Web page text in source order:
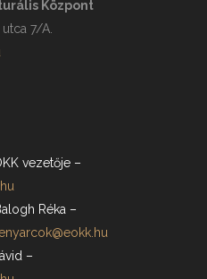
Központ
7/A.
vezetője –
Réka –
–